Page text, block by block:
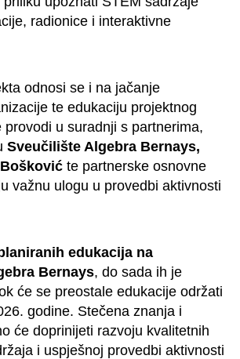
radionice i interaktivne
odnosi se i na jačanje
te edukaciju projektnog
provodi u suradnji s partnerima,
Sveučilište Algebra Bernays,
te partnerske osnovne
važnu ulogu u provedbi aktivnosti
edukacija na
Bernays, do sada ih je
će se preostale edukacije održati
godine. Stečena znanja i
će doprinijeti razvoju kvalitetnih
i uspješnoj provedbi aktivnosti